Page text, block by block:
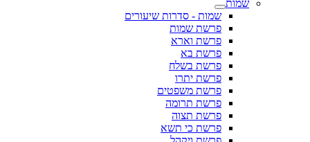
שמות
שמות - סדרות שיעורים
פרשת שמות
פרשת וארא
פרשת בא
פרשת בשלח
פרשת יתרו
פרשת משפטים
פרשת תרומה
פרשת תצוה
פרשת כי תשא